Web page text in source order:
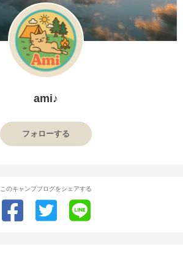
ami♪
フォローする
このキャンプブログをシェアする